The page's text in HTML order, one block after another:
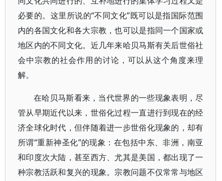
必要的。这里所说的“不同文化”既可以是指国际范围
内的各国文化和各大宗教，也可以是指同一个国家或
地区内的不同文化。近几年来哈贝马斯有关后世俗社
会中宗教的社会作用的讨论，可以从这个角度来理
解。
在哈贝马斯看来，当代世界的一些现象表明，尽
管从早期近代以来，世俗化过程一直进行到现在的经
济全球化时代，但伴随着进一步世俗化现象的，却有
所谓“重新神圣化”的现象：在包括中东、非洲，南亚
和印度次大陆，甚至西方、尤其是美国，都出现了一
种宗教活跃和复兴的现象。宗教问题不仅常常与地区